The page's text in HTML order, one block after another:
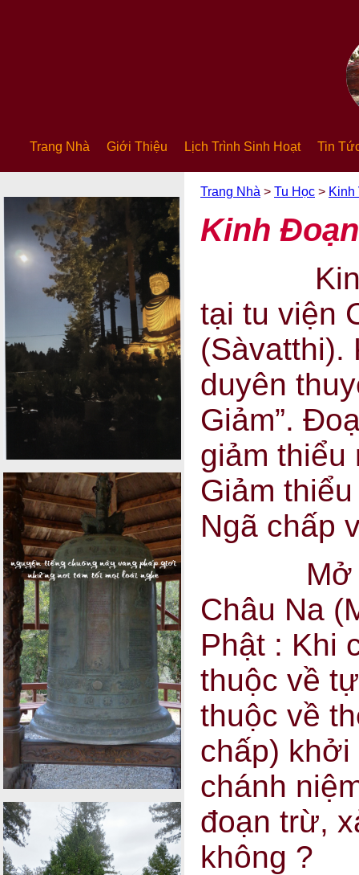
Trang Nhà Giới Thiệu Lịch Trình Sinh Hoạt Tin
Trang Nhà > Tu Học > Kinh
Kinh
Kinh
tại tu viện
(Sàvatthi).
duyên
Giảm”.
giảm thiểu
Giảm
Ngã chấp
Mở
Châu Na
Phật : Khi
thuộc về
thuộc về
chấp) khởi
chánh
đoạn trừ,
không ?